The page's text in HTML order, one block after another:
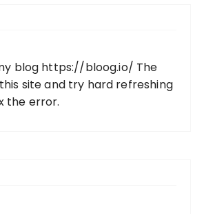
blog https://bloog.io/ The
site and try hard refreshing
the error.